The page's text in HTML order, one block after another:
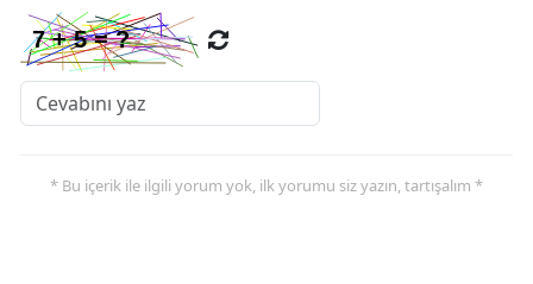
* Bu içerik ile ilgili yorum yok, ilk yorumu siz yazın, tartışalım *